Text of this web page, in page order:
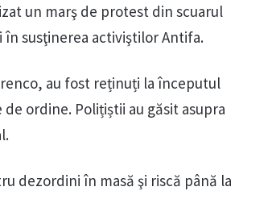
un marş de protest din scuarul
în susţinerea activiştilor Antifa.
au fost reținuți la începutul
ordine. Polițiștii au găsit asupra
dezordini în masă şi riscă până la